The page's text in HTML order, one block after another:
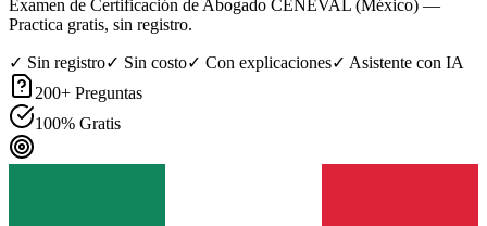
Examen de Certificación de Abogado CENEVAL (México) —
Practica gratis, sin registro.
✓ Sin registro✓ Sin costo✓ Con explicaciones✓ Asistente con IA
200+ Preguntas
100% Gratis